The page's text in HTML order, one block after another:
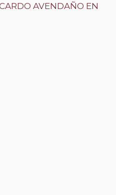
AVENDAÑO EN